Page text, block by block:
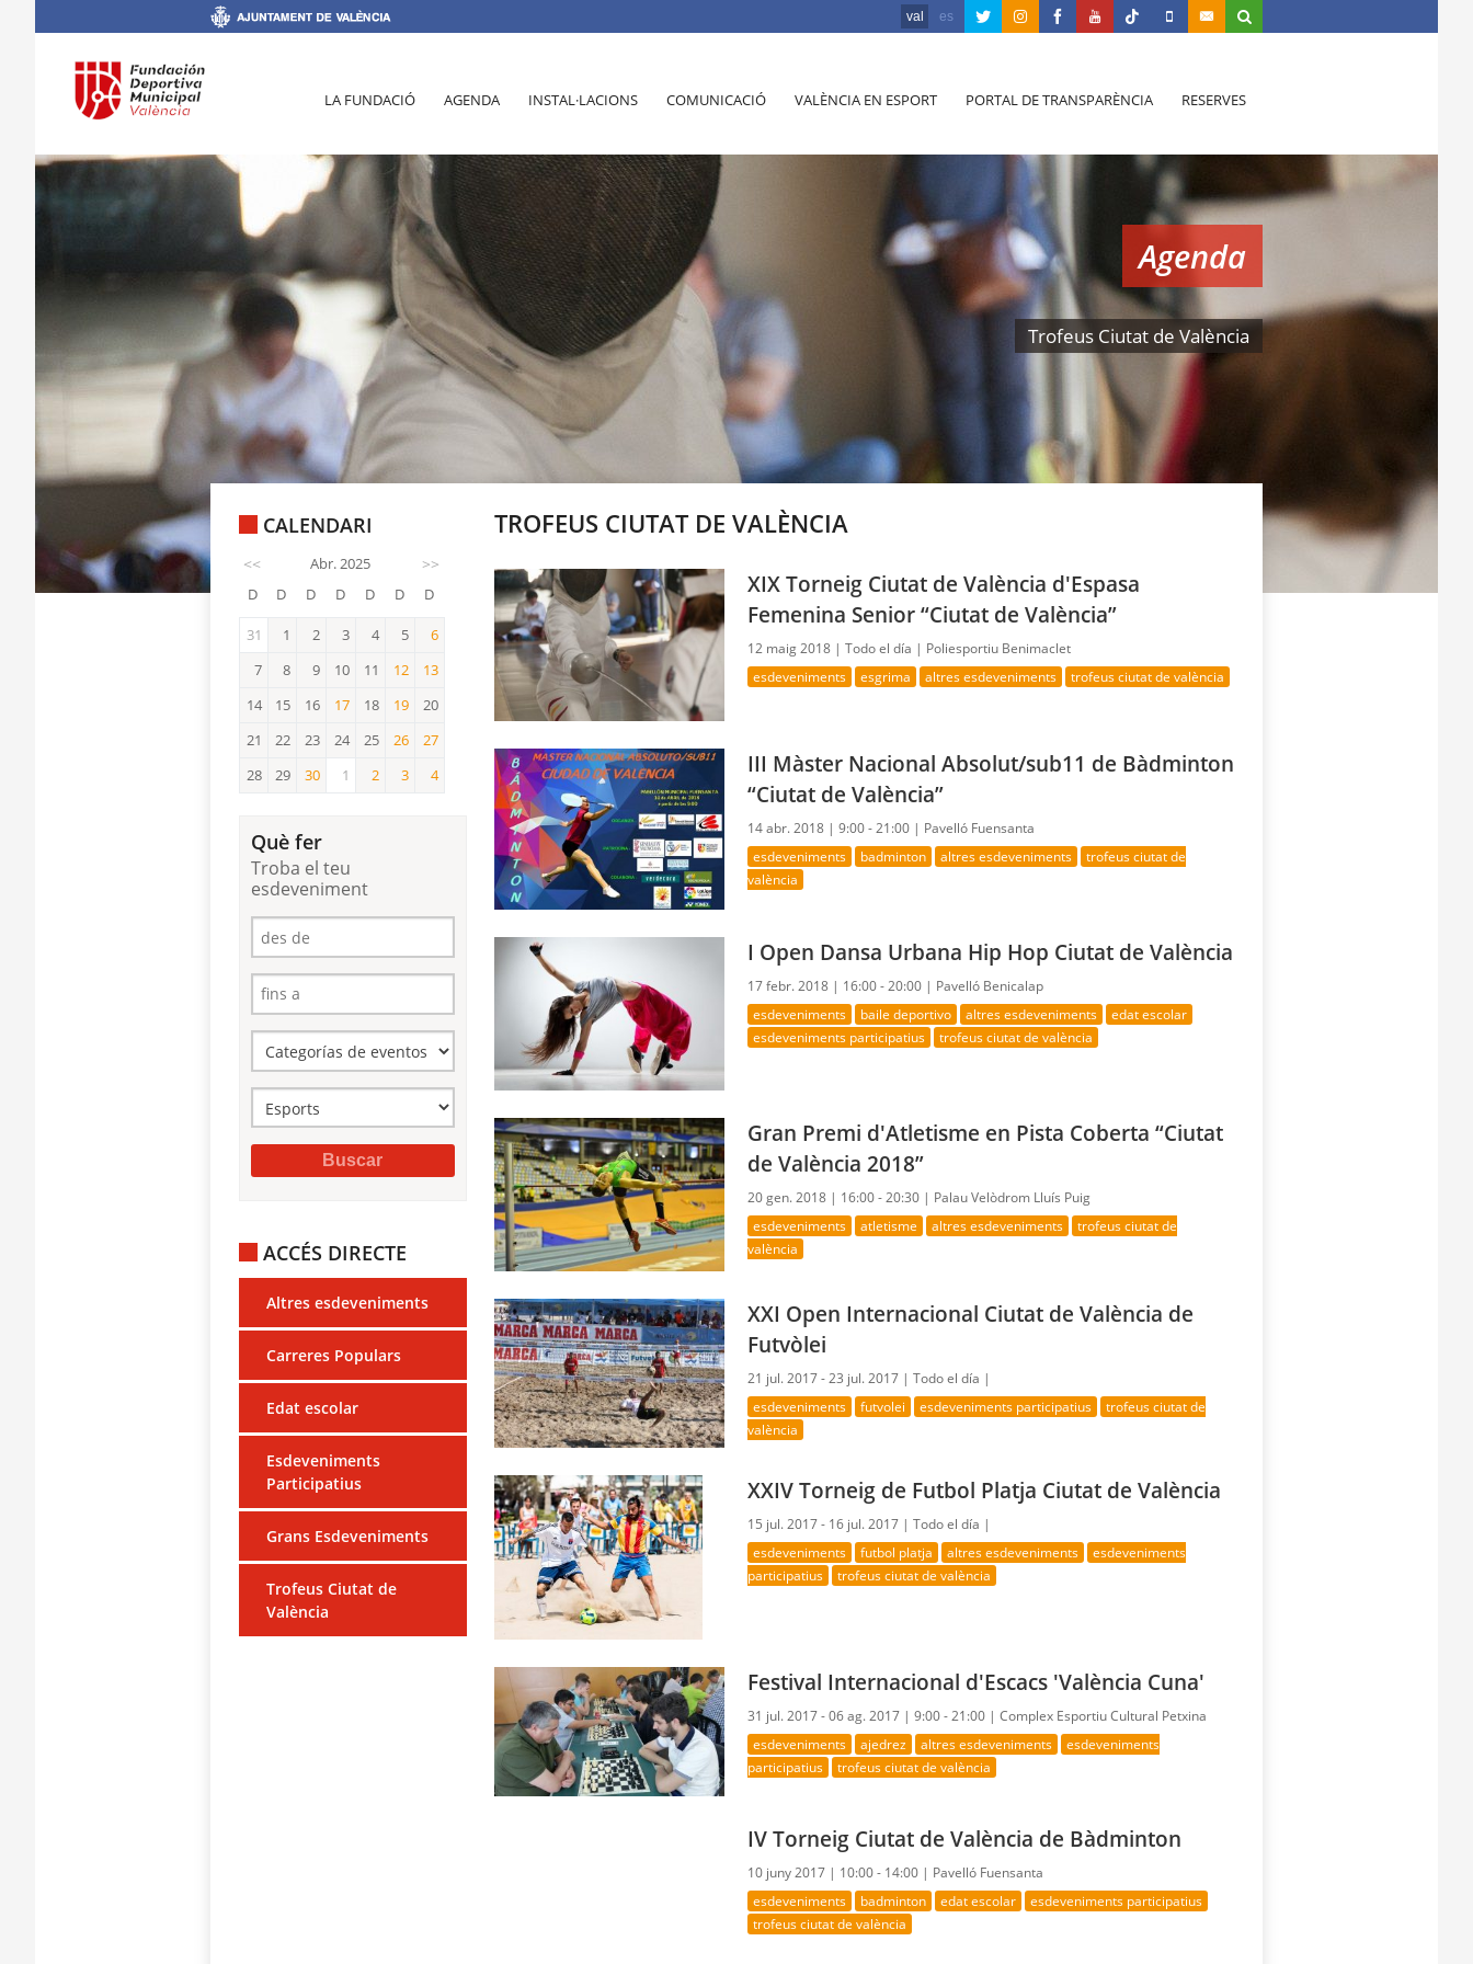
val es
LA FUNDACIÓ AGENDA INSTAL·LACIONS COMUNICACIÓ VALÈNCIA EN ESPORT PORTAL DE TRANSPARÈNCIA RESERVES
Agenda
Trofeus Ciutat de València
CALENDARI
<< Abr. 2025 >>
D D D D D D D
31 1 2 3 4 5 6
6
7 8 9 10 11 12
12
13
13
14 15 16 17
17
18 19
19
20
21
22 23 24 25 26 27
28 29 30 1 2 3 4
Què fer
Troba el teu
esdeveniment
ACCÉS DIRECTE
Altres esdeveniments
Carreres Populars
Edat escolar
Esdeveniments
Participatius
Grans Esdeveniments
Trofeus Ciutat de
València
TROFEUS CIUTAT DE VALÈNCIA
XIX Torneig Ciutat de València d'Espasa
Femenina Senior “Ciutat de València”
12 maig 2018 |Todo el día | Poliesportiu Benimaclet
esdeveniments esgrima altres esdeveniments trofeus ciutat de valència
III Màster Nacional Absolut/sub11 de Bàdminton
“Ciutat de València”
14 abr. 2018 |9:00 - 21:00 | Pavelló Fuensanta
esdeveniments badminton altres esdeveniments
trofeus ciutat de
valència
I Open Dansa Urbana Hip Hop Ciutat de València
17 febr. 2018 | 16:00 - 20:00 | Pavelló Benicalap
esdeveniments baile deportivo altres esdeveniments
edat escolar
esdeveniments participatius
trofeus ciutat de valència
Gran Premi d'Atletisme en Pista Coberta “Ciutat
de València 2018”
20 gen. 2018 | 16:00 - 20:30 | Palau Velòdrom Lluís Puig
esdeveniments atletisme altres esdeveniments
trofeus ciutat de
valència
XXI Open Internacional Ciutat de València de
Futvòlei
21 jul. 2017 - 23 jul. 2017 |Todo el día |
esdeveniments futvolei esdeveniments participatius
trofeus ciutat de
valència
XXIV Torneig de Futbol Platja Ciutat de València
15 jul. 2017 - 16 jul. 2017 |Todo el día |
esdeveniments futbol platja altres esdeveniments
esdeveniments
participatius
trofeus ciutat de valència
Festival Internacional d'Escacs 'València Cuna'
31 jul. 2017 - 06 ag. 2017 |9:00 - 21:00 |Complex Esportiu Cultural Petxina
esdeveniments ajedrez altres esdeveniments
esdeveniments
participatius
trofeus ciutat de valència
IV Torneig Ciutat de València de Bàdminton
10 juny 2017 | 10:00 - 14:00 | Pavelló Fuensanta
esdeveniments badminton edat escolar
esdeveniments participatius
trofeus ciutat de valència